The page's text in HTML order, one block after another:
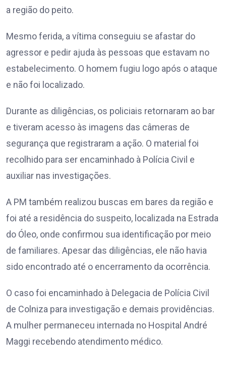
a região do peito.
Mesmo ferida, a vítima conseguiu se afastar do
agressor e pedir ajuda às pessoas que estavam no
estabelecimento. O homem fugiu logo após o ataque
e não foi localizado.
Durante as diligências, os policiais retornaram ao bar
e tiveram acesso às imagens das câmeras de
segurança que registraram a ação. O material foi
recolhido para ser encaminhado à Polícia Civil e
auxiliar nas investigações.
A PM também realizou buscas em bares da região e
foi até a residência do suspeito, localizada na Estrada
do Óleo, onde confirmou sua identificação por meio
de familiares. Apesar das diligências, ele não havia
sido encontrado até o encerramento da ocorrência.
O caso foi encaminhado à Delegacia de Polícia Civil
de Colniza para investigação e demais providências.
A mulher permaneceu internada no Hospital André
Maggi recebendo atendimento médico.